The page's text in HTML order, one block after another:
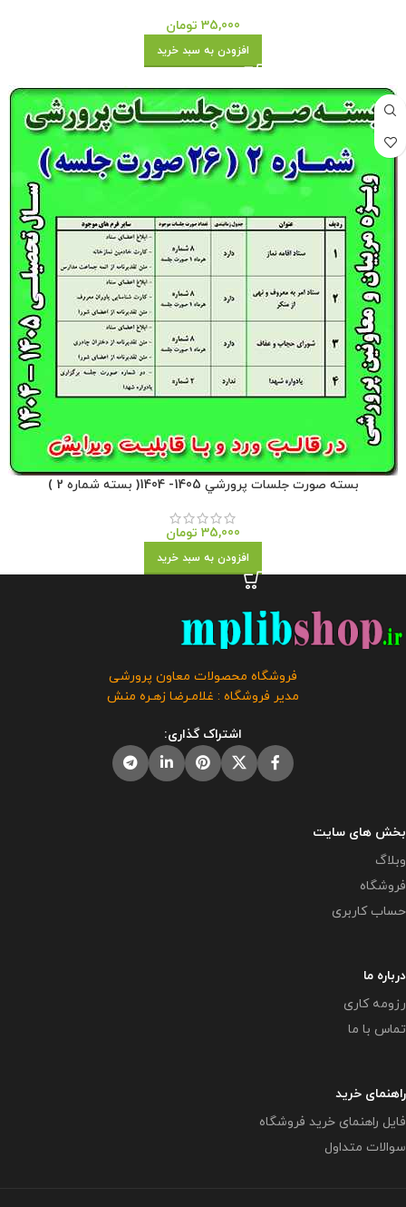
35,000 تومان
افزودن به سبد خرید
بسته صورت جلسات پرورشي 1405- 1404( بسته شماره 2 )
35,000 تومان
افزودن به سبد خرید
فروشگاه محصولات معاون پرورشی
مدیر فروشگاه : غلامـرضا زهـره منش
اشتراک گذاری:
بخش های سایت
وبلاگ
فروشگاه
حساب کاربری
درباره ما
رزومه کاری
تماس با ما
راهنمای خرید
فایل راهنمای خرید فروشگاه
سوالات متداول